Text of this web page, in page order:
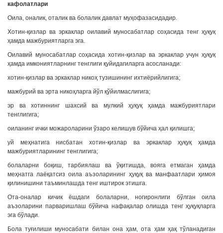
кафолатлари
Оила, оналик, оталик ва болалик давлат муҳофазасидадир.
Хотин-қизлар ва эркаклар оилавий муносабатлар соҳасида тенг ҳуқуқ
ҳамда мажбуриятларга эга.
Оилавий муносабатлар соҳасида хотин-қизлар ва эркаклар учун ҳуқуқ
ҳамда имкониятларнинг тенглиги қуйидагиларга асосланади:
хотин-қизлар ва эркаклар никоҳ тузишининг ихтиёрийлигига;
мажбурий ва эрта никоҳларга йўл қўйилмаслигига;
эр ва хотиннинг шахсий ва мулкий ҳуқуқ ҳамда мажбуриятлари
тенглигига;
оиланинг ички можароларини ўзаро келишув бўйича ҳал қилишга;
уй меҳнатига нисбатан хотин-қизлар ва эркаклар ҳуқуқ ҳамда
мажбуриятларининг тенглигига;
болаларни боқиш, тарбиялаш ва ўқитишда, вояга етмаган ҳамда
меҳнатга лаёқатсиз оила аъзоларининг ҳуқуқ ва манфаатлари ҳимоя
қилинишини таъминлашда тенг иштирок этишга.
Ота-оналар кичик ёшдаги болаларни, ногиронлиги бўлган оила
аъзоларини парваришлаш бўйича нафақалар олишда тенг ҳуқуқларга
эга бўлади.
Бола туғилиши муносабати билан она ҳам, ота ҳам ҳақ тўланадиган